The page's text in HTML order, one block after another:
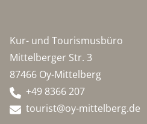
Kur- und Tourismusbüro
Mittelberger Str. 3
87466 Oy-Mittelberg
+49 8366 207
tourist@oy-mittelberg.de